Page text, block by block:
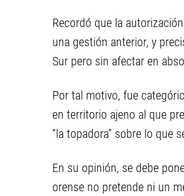
Recordó que la
una gestión anterior, y
Sur pero sin afectar en
Por tal motivo, fue
en territorio ajeno al que
“la topadora” sobre lo que
En su opinión, se debe
orense no pretende ni un